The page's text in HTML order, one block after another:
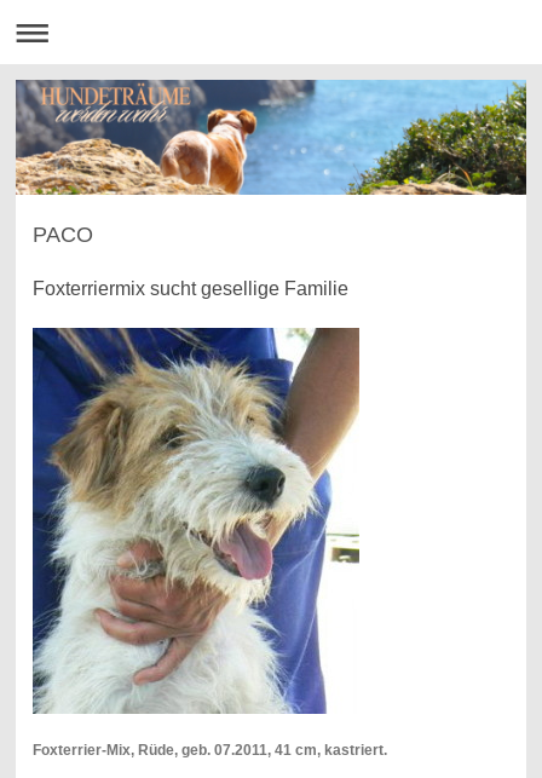
PACO
Foxterriermix sucht gesellige Familie
Foxterrier-Mix, Rüde, geb. 07.2011, 41 cm, kastriert.